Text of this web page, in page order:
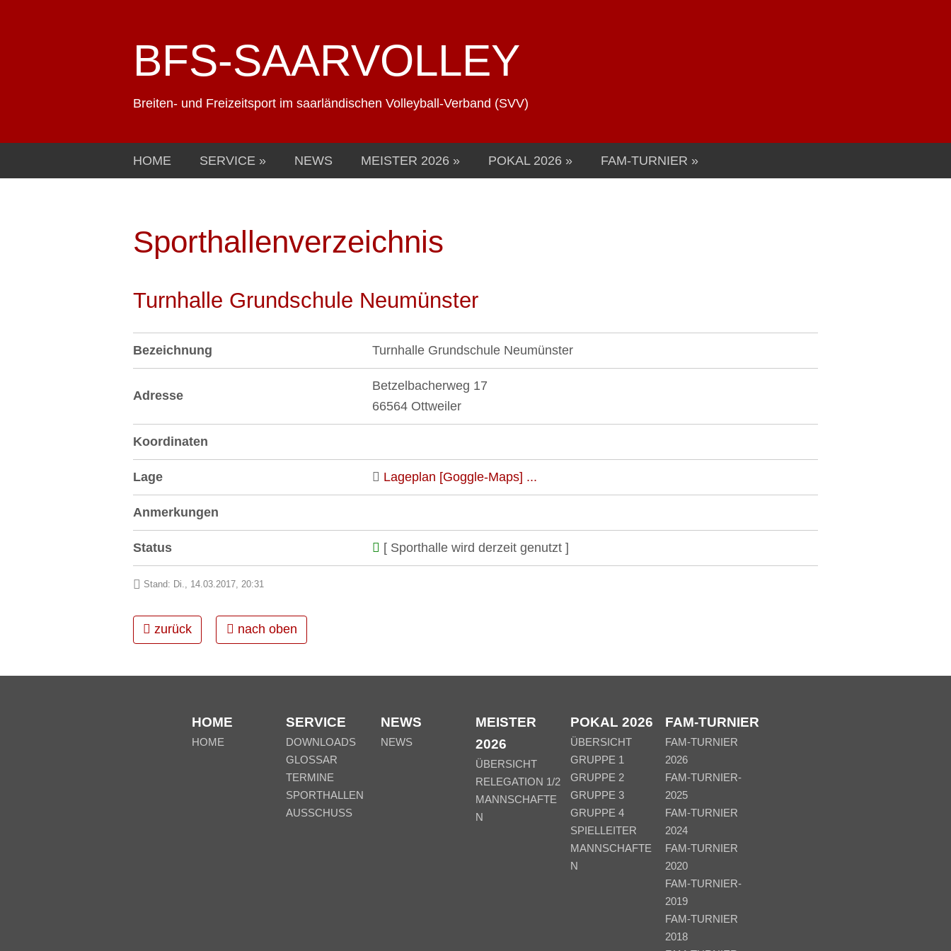
BFS-SAARVOLLEY
Breiten- und Freizeitsport im saarländischen Volleyball-Verband (SVV)
HOME SERVICE NEWS MEISTER 2026 POKAL 2026 FAM-TURNIER
Sporthallenverzeichnis
Turnhalle Grundschule Neumünster
Bezeichnung Turnhalle Grundschule Neumünster
Adresse
Betzelbacherweg 17
66564 Ottweiler
Koordinaten
Lage Lageplan [Goggle-Maps] ...
Anmerkungen
Status [ Sporthalle wird derzeit genutzt ]
Stand: Di., 14.03.2017, 20:31
zurück nach oben
HOME
HOME
SERVICE
DOWNLOADS
GLOSSAR
TERMINE
SPORTHALLEN
AUSSCHUSS
NEWS
NEWS
MEISTER
2026
ÜBERSICHT
RELEGATION 1/2
MANNSCHAFTE
N
POKAL 2026
ÜBERSICHT
GRUPPE 1
GRUPPE 2
GRUPPE 3
GRUPPE 4
SPIELLEITER
MANNSCHAFTE
N
FAM-TURNIER
FAM-TURNIER
2026
FAM-TURNIER-
2025
FAM-TURNIER
2024
FAM-TURNIER
2020
FAM-TURNIER-
2019
FAM-TURNIER
2018